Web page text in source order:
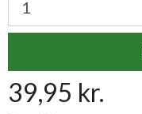
39,95 kr.